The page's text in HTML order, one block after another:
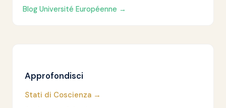
Blog Université Européenne →
Approfondisci
Stati di Coscienza →